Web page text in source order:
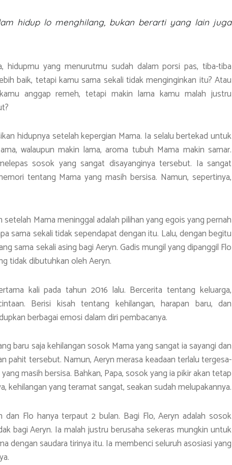
hidup lo menghilang, bukan berarti yang lain juga
hidupmu yang menurutmu sudah dalam porsi pas, tiba-tiba
baik, tetapi kamu sama sekali tidak menginginkan itu? Atau
anggap remeh, tetapi makin lama kamu malah justru
hidupnya setelah kepergian Mama. Ia selalu bertekad untuk
walaupun makin lama, aroma tubuh Mama makin samar.
sosok yang sangat disayanginya tersebut. Ia sangat
tentang Mama yang masih bersisa. Namun, sepertinya,
Mama meninggal adalah pilihan yang egois yang pernah
sama sekali tidak sependapat dengan itu. Lalu, dengan begitu
sama sekali asing bagi Aeryn. Gadis mungil yang dipanggil Flo
tidak dibutuhkan oleh Aeryn.
kali pada tahun 2016 lalu. Bercerita tentang keluarga,
Berisi kisah tentang kehilangan, harapan baru, dan
berbagai emosi dalam diri pembacanya.
baru saja kehilangan sosok Mama yang sangat ia sayangi dan
pahit tersebut. Namun, Aeryn merasa keadaan terlalu tergesa-
masih bersisa. Bahkan, Papa, sosok yang ia pikir akan tetap
kehilangan yang teramat sangat, seakan sudah melupakannya.
dan Flo hanya terpaut 2 bulan. Bagi Flo, Aeryn adalah sosok
bagi Aeryn. Ia malah justru berusaha sekeras mungkin untuk
dengan saudara tirinya itu. Ia membenci seluruh asosiasi yang